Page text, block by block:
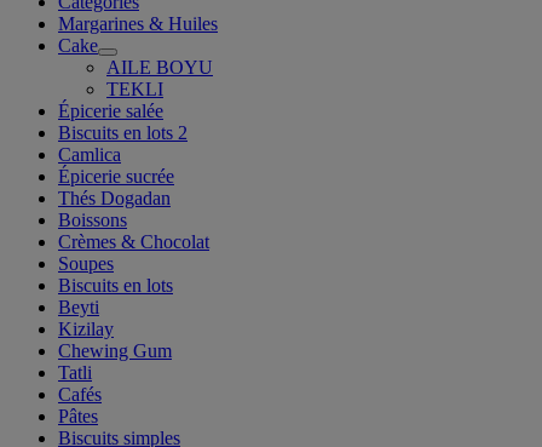
Margarines & Huiles
Cake
AILE BOYU
TEKLI
Épicerie salée
Biscuits en lots 2
Camlica
Épicerie sucrée
Thés Dogadan
Boissons
Crèmes & Chocolat
Soupes
Biscuits en lots
Beyti
Kizilay
Chewing Gum
Tatli
Cafés
Pâtes
Biscuits simples